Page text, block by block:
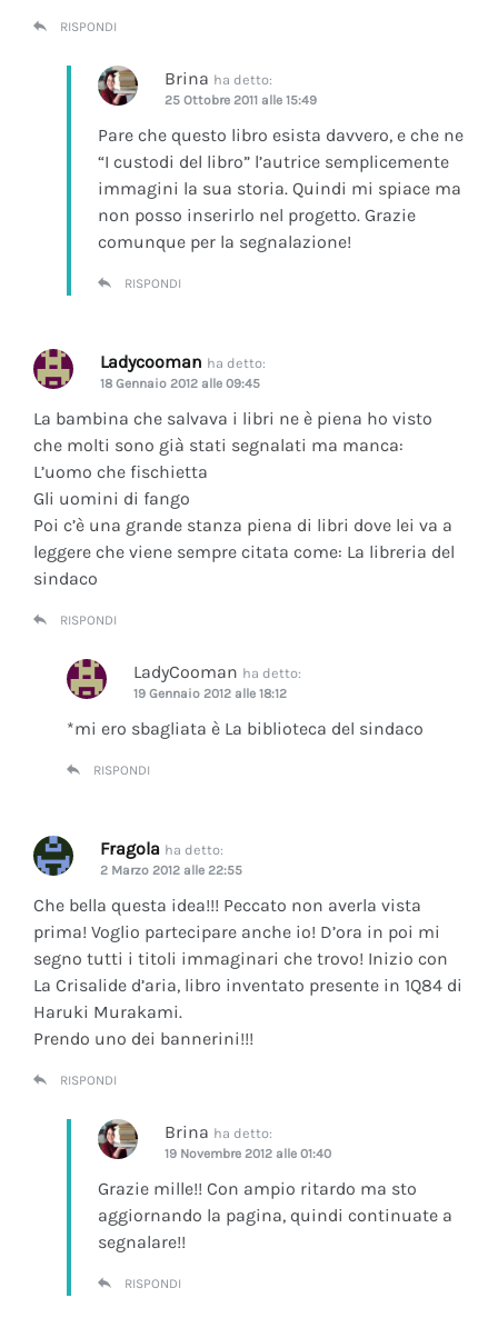
RISPONDI
Brina ha detto:
25 Ottobre 2011 alle 15:49
Pare che questo libro esista davvero, e che ne
“I custodi del libro” l’autrice semplicemente
immagini la sua storia. Quindi mi spiace ma
non posso inserirlo nel progetto. Grazie
comunque per la segnalazione!
RISPONDI
Ladycooman ha detto:
18 Gennaio 2012 alle 09:45
La bambina che salvava i libri ne è piena ho visto
che molti sono già stati segnalati ma manca:
L’uomo che fischietta
Gli uomini di fango
Poi c’è una grande stanza piena di libri dove lei va a
leggere che viene sempre citata come: La libreria del
sindaco
RISPONDI
LadyCooman ha detto:
19 Gennaio 2012 alle 18:12
*mi ero sbagliata è La biblioteca del sindaco
RISPONDI
Fragola ha detto:
2 Marzo 2012 alle 22:55
Che bella questa idea!!! Peccato non averla vista
prima! Voglio partecipare anche io! D’ora in poi mi
segno tutti i titoli immaginari che trovo! Inizio con
La Crisalide d’aria, libro inventato presente in 1Q84 di
Haruki Murakami.
Prendo uno dei bannerini!!!
RISPONDI
Brina ha detto:
19 Novembre 2012 alle 01:40
Grazie mille!! Con ampio ritardo ma sto
aggiornando la pagina, quindi continuate a
segnalare!!
RISPONDI